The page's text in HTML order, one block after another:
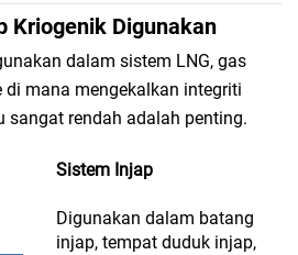
Kriogenik Digunakan
dalam sistem LNG, gas
di mana mengekalkan integriti
sangat rendah adalah penting.
Sistem Injap
Digunakan dalam batang
injap, tempat duduk injap,